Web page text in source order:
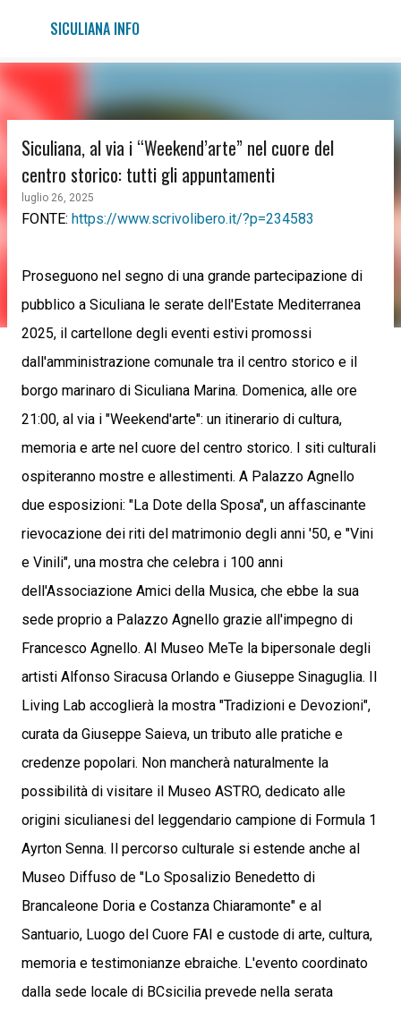
Passa ai contenuti principali
SICULIANA INFO
Siculiana, al via i “Weekend’arte” nel cuore del
centro storico: tutti gli appuntamenti
luglio 26, 2025
FONTE: https://www.scrivolibero.it/?p=234583
Proseguono nel segno di una grande partecipazione di
pubblico a Siculiana le serate dell'Estate Mediterranea
2025, il cartellone degli eventi estivi promossi
dall'amministrazione comunale tra il centro storico e il
borgo marinaro di Siculiana Marina. Domenica, alle ore
21:00, al via i "Weekend'arte": un itinerario di cultura,
memoria e arte nel cuore del centro storico. I siti culturali
ospiteranno mostre e allestimenti. A Palazzo Agnello
due esposizioni: "La Dote della Sposa", un affascinante
rievocazione dei riti del matrimonio degli anni '50, e "Vini
e Vinili", una mostra che celebra i 100 anni
dell'Associazione Amici della Musica, che ebbe la sua
sede proprio a Palazzo Agnello grazie all'impegno di
Francesco Agnello. Al Museo MeTe la bipersonale degli
artisti Alfonso Siracusa Orlando e Giuseppe Sinaguglia. Il
Living Lab accoglierà la mostra "Tradizioni e Devozioni",
curata da Giuseppe Saieva, un tributo alle pratiche e
credenze popolari. Non mancherà naturalmente la
possibilità di visitare il Museo ASTRO, dedicato alle
origini siculianesi del leggendario campione di Formula 1
Ayrton Senna. Il percorso culturale si estende anche al
Museo Diffuso de "Lo Sposalizio Benedetto di
Brancaleone Doria e Costanza Chiaramonte" e al
Santuario, Luogo del Cuore FAI e custode di arte, cultura,
memoria e testimonianze ebraiche. L'evento coordinato
dalla sede locale di BCsicilia prevede nella serata